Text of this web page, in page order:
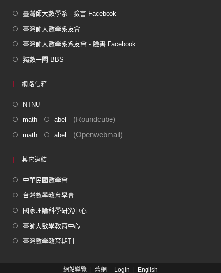
臺灣師大數學系 - 臉書 Facebook
臺灣師大數學系友會
臺灣師大數學系系友會 - 臉書 Facebook
獨數一閣 BBS
網路信箱
NTNU
math abel (Roundcube)
math abel (Openwebmail)
其它連結
中華民國數學會
台灣數學教育學會
國家理論科學研究中心
臺師大數學教育中心
臺灣數學教育期刊
網站導覽 舊網 Login English